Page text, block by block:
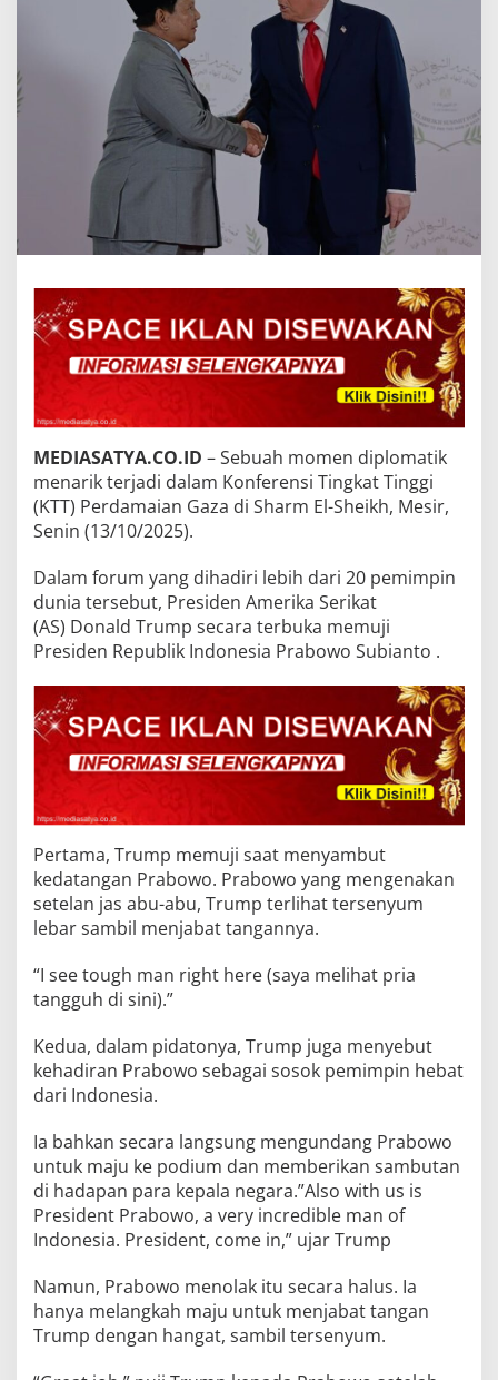
MEDIASATYA.CO.ID – Sebuah momen diplomatik
menarik terjadi dalam Konferensi Tingkat Tinggi
(KTT) Perdamaian Gaza di Sharm El-Sheikh, Mesir,
Senin (13/10/2025).
Dalam forum yang dihadiri lebih dari 20 pemimpin
dunia tersebut, Presiden Amerika Serikat
(AS) Donald Trump secara terbuka memuji
Presiden Republik Indonesia Prabowo Subianto .
Pertama, Trump memuji saat menyambut
kedatangan Prabowo. Prabowo yang mengenakan
setelan jas abu-abu, Trump terlihat tersenyum
lebar sambil menjabat tangannya.
“I see tough man right here (saya melihat pria
tangguh di sini).”
Kedua, dalam pidatonya, Trump juga menyebut
kehadiran Prabowo sebagai sosok pemimpin hebat
dari Indonesia.
Ia bahkan secara langsung mengundang Prabowo
untuk maju ke podium dan memberikan sambutan
di hadapan para kepala negara.”Also with us is
President Prabowo, a very incredible man of
Indonesia. President, come in,” ujar Trump
Namun, Prabowo menolak itu secara halus. Ia
hanya melangkah maju untuk menjabat tangan
Trump dengan hangat, sambil tersenyum.